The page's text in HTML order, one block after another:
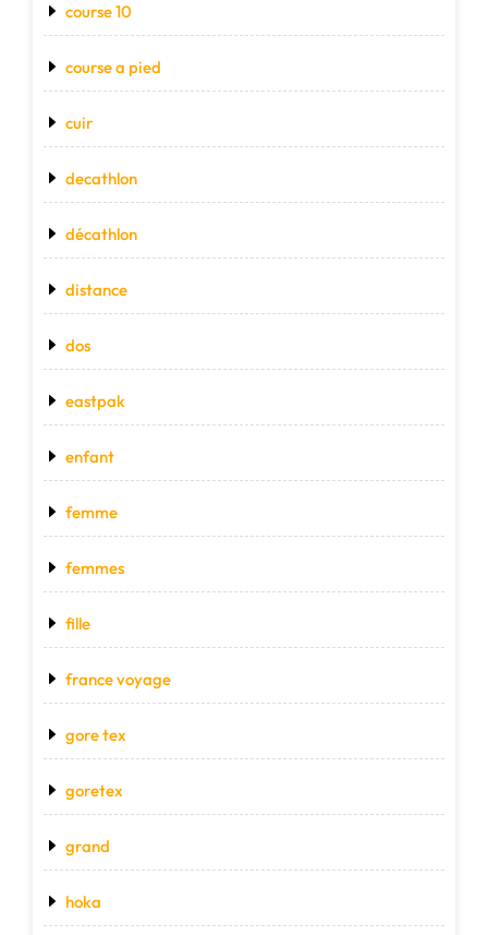
course 10
course a pied
cuir
decathlon
décathlon
distance
dos
eastpak
enfant
femme
femmes
fille
france voyage
gore tex
goretex
grand
hoka